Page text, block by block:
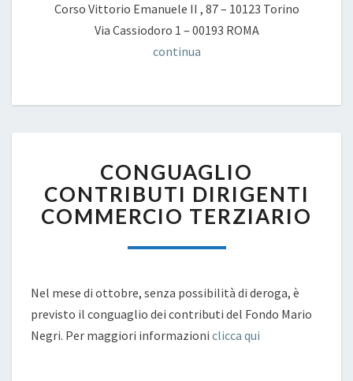
Corso Vittorio Emanuele II , 87 – 10123 Torino
Via Cassiodoro 1 – 00193 ROMA
continua
CONTRIBUTI
DIRIGENTI
COMMERCIO
TERZIARIO
CONGUAGLIO
CONTRIBUTI DIRIGENTI
COMMERCIO TERZIARIO
Nel mese di ottobre, senza possibilità di deroga, è
previsto il conguaglio dei contributi del Fondo Mario
Negri. Per maggiori informazioni clicca qui